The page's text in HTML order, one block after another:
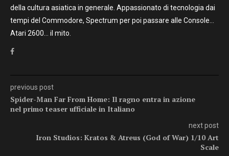
della cultura asiatica in generale. Appassionato di tecnologia dai
tempi del Commodore, Spectrum per poi passare alle Console…
Atari 2600… il mito.
previous post
Spider-Man Far From Home: Il ragno entra in azione
nel primo teaser ufficiale in Italiano
next post
Iron Studios: Kratos & Atreus (God of War) 1/10 Art
Scale